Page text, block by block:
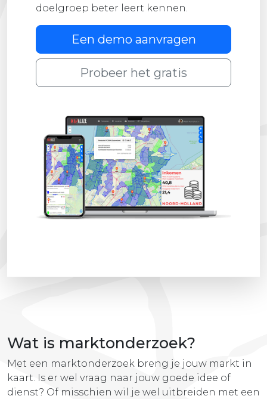
doelgroep beter leert kennen.
Een demo aanvragen
Probeer het gratis
Wat is marktonderzoek?
Met een marktonderzoek breng je jouw markt in
kaart. Is er wel vraag naar jouw goede idee of
dienst? Of misschien wil je wel uitbreiden met een